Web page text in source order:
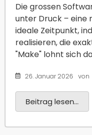
26. Januar 2026 von
Die grossen
unter Druck – eine
ideale Zeitpunkt,
realisieren, die
"Make" lohnt sich
Beitrag lesen...